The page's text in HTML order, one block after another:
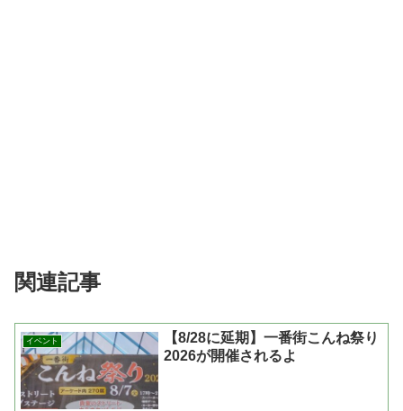
関連記事
イベント
【8/28に延期】一番街こんね祭り
2026が開催されるよ